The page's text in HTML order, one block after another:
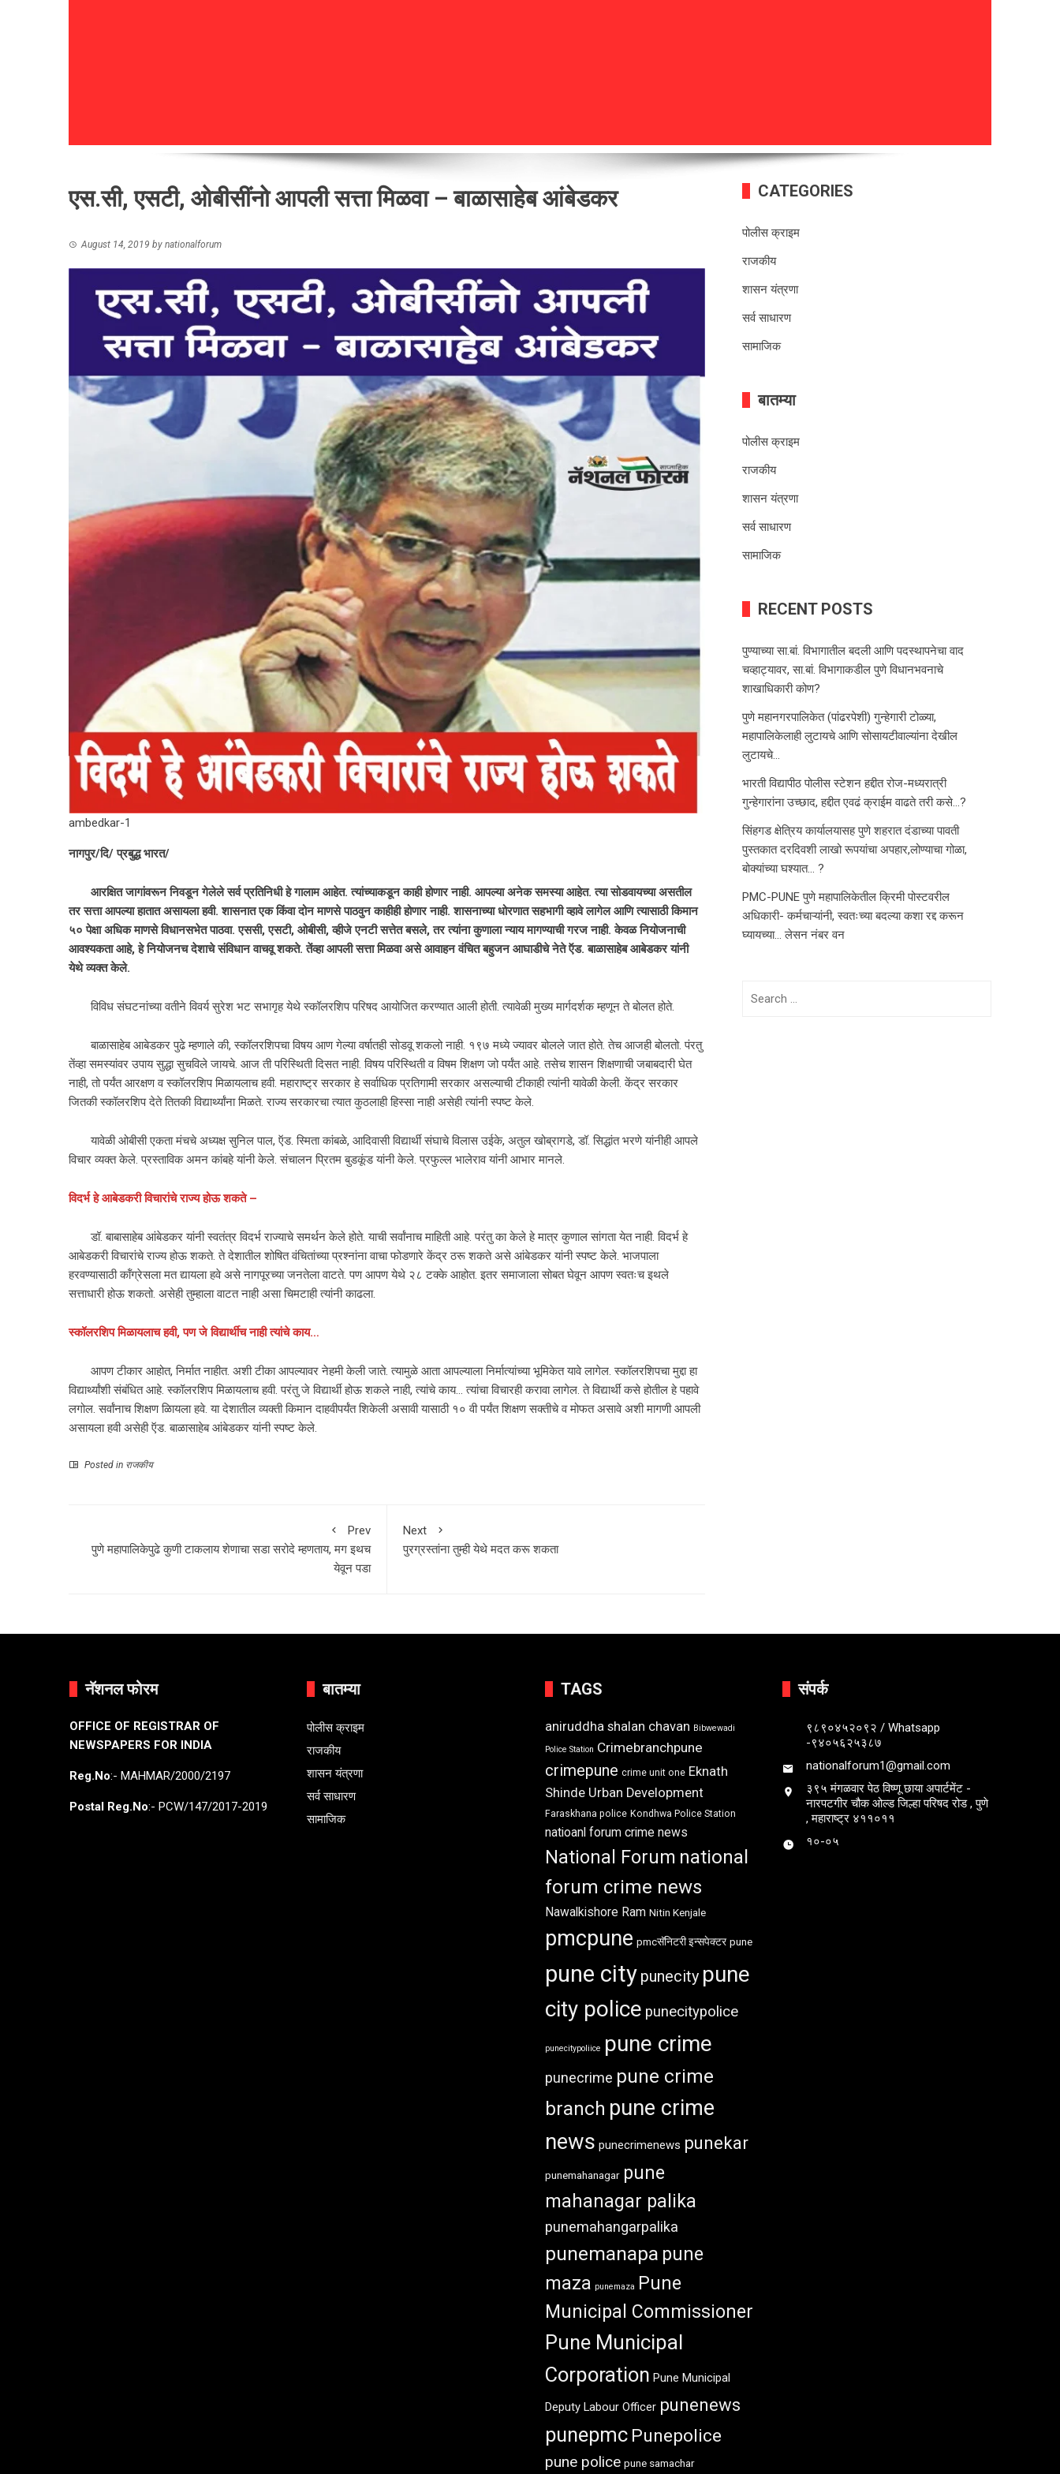
एस.सी, एसटी, ओबीसींनो आपली सत्ता मिळवा – बाळासाहेब आंबेडकर
August 14, 2019 by nationalforum
ambedkar-1
नागपुर/दि/ प्रबुद्ध भारत/
आरक्षित जागांवरून निवडून गेलेले सर्व प्रतिनिधी हे गालाम आहेत. त्यांच्याकडून काही होणार नाही. आपल्या अनेक समस्या आहेत. त्या सोडवायच्या असतील
तर सत्ता आपल्या हातात असायला हवी. शासनात एक किंवा दोन माणसे पाठवुन काहीही होणार नाही. शासनाच्या धोरणात सहभागी व्हावे लागेल आणि त्यासाठी किमान
५० पेक्षा अधिक माणसे विधानसभेत पाठवा. एससी, एसटी, ओबीसी, व्हीजे एनटी सत्तेत बसले, तर त्यांना कुणाला न्याय मागण्याची गरज नाही. केवळ नियोजनाची
आवश्यकता आहे, हे नियोजनच देशाचे संविधान वाचवू शकते. तेंव्हा आपली सत्ता मिळवा असे आवाहन वंचित बहुजन आघाडीचे नेते ऍड. बाळासाहेब आबेडकर यांनी
येथे व्यक्त केले.
विविध संघटनांच्या वतीने विवर्य सुरेश भट सभागृह येथे स्कॉलरशिप परिषद आयोजित करण्यात आली होती. त्यावेळी मुख्य मार्गदर्शक म्हणून ते बोलत होते.
बाळासाहेब आबेडकर पुढे म्हणाले की, स्कॉलरशिपचा विषय आण गेल्या वर्षातही सोडवू शकलो नाही. १९७ मध्ये ज्यावर बोलले जात होते. तेच आजही बोलतो. पंरतु
तेंव्हा समस्यांवर उपाय सुद्धा सुचविले जायचे. आज ती परिस्थिती दिसत नाही. विषय परिस्थिती व विषम शिक्षण जो पर्यंत आहे. तसेच शासन शिक्षणाची जबाबदारी घेत
नाही, तो पर्यंत आरक्षण व स्कॉलरशिप मिळायलाच हवी. महाराष्ट्र सरकार हे सर्वाधिक प्रतिगामी सरकार असल्याची टीकाही त्यांनी यावेळी केली. केंद्र सरकार
जितकी स्कॉलरशिप देते तितकी विद्यार्थ्यांना मिळते. राज्य सरकारचा त्यात कुठलाही हिस्सा नाही असेही त्यांनी स्पष्ट केले.
यावेळी ओबीसी एकता मंचचे अध्यक्ष सुनिल पाल, ऍड. स्मिता कांबळे, आदिवासी विद्यार्थी संघाचे विलास उईके, अतुल खोब्रागडे, डॉ. सिद्धांत भरणे यांनीही आपले
विचार व्यक्त केले. प्रस्ताविक अमन कांबहे यांनी केले. संचालन प्रितम बुडकूंड यांनी केले. प्रफुल्ल भालेराव यांनी आभार मानले.
विदर्भ हे आबेडकरी विचारांचे राज्य होऊ शकते –
डॉ. बाबासाहेब आंबेडकर यांनी स्वतंत्र विदर्भ राज्याचे समर्थन केले होते. याची सर्वांनाच माहिती आहे. परंतु का केले हे मात्र कुणाल सांगता येत नाही. विदर्भ हे
आबेडकरी विचारांचे राज्य होऊ शकते. ते देशातील शोषित वंचितांच्या प्रश्‍नांना वाचा फोडणारे केंद्र ठरू शकते असे आंबेडकर यांनी स्पष्ट केले. भाजपाला
हरवण्यासाठी कॉंग्रेसला मत द्यायला हवे असे नागपूरच्या जनतेला वाटते. पण आपण येथे २८ टक्के आहोत. इतर समाजाला सोबत घेवून आपण स्वतःच इथले
सत्ताधारी होऊ शकतो. असेही तुम्हाला वाटत नाही असा चिमटाही त्यांनी काढला.
स्कॉलरशिप मिळायलाच हवी, पण जे विद्यार्थीच नाही त्यांचे काय…
आपण टीकार आहोत, निर्मात नाहीत. अशी टीका आपल्यावर नेहमी केली जाते. त्यामुळे आता आपल्याला निर्मात्यांच्या भूमिकेत यावे लागेल. स्कॉलरशिपचा मुद्दा हा
विद्यार्थ्यांशी संबंधित आहे. स्कॉलरशिप मिळायलाच हवी. परंतु जे विद्यार्थी होऊ शकले नाही, त्यांचे काय… त्यांचा विचारही करावा लागेल. ते विद्यार्थी कसे होतील हे पहावे
लगोल. सर्वांनाच शिक्षण ळिायला हवे. या देशातील व्यक्ती किमान दाहवीपर्यंत शिकेली असावी यासाठी १० वी पर्यंत शिक्षण सक्तीचे व मोफत असावे अशी मागणी आपली
असायला हवी असेही ऍड. बाळासाहेब आंबेडकर यांनी स्पष्ट केले.
Posted in राजकीय
Prev
पुणे महापालिकेपुढे कुणी टाकलाय शेणाचा सडा सरोदे म्हणताय, मग इथच
येवून पडा
Next
पुरग्रस्तांना तुम्ही येथे मदत करू शकता
CATEGORIES
पोलीस क्राइम
राजकीय
शासन यंत्रणा
सर्व साधारण
सामाजिक
बातम्या
पोलीस क्राइम
राजकीय
शासन यंत्रणा
सर्व साधारण
सामाजिक
RECENT POSTS
पुण्याच्या सा.बां. विभागातील बदली आणि पदस्थापनेचा वाद
चव्हाट्यावर, सा.बां. विभागाकडील पुणे विधानभवनाचे
शाखाधिकारी कोण?
पुणे महानगरपालिकेत (पांढरपेशी) गुन्हेगारी टोळ्या,
महापालिकेलाही लुटायचे आणि सोसायटीवाल्यांना देखील
लुटायचे…
भारती विद्यापीठ पोलीस स्टेशन हद्दीत रोज-मध्यरात्री
गुन्हेगारांना उच्छाद, हद्दीत एवढं क्राईम वाढते तरी कसे…?
सिंहगड क्षेत्रिय कार्यालयासह पुणे शहरात दंडाच्या पावती
पुस्तकात दरदिवशी लाखो रूपयांचा अपहार,लोण्याचा गोळा,
बोक्यांच्या घश्यात… ?
PMC-PUNE पुणे महापालिकेतील क्रिमी पोस्टवरील
अधिकारी- कर्मचाऱ्यांनी, स्वतःच्या बदल्या कशा रद्द करून
घ्यायच्या… लेसन नंबर वन
नॅशनल फोरम
OFFICE OF REGISTRAR OF
NEWSPAPERS FOR INDIA
Reg.No:- MAHMAR/2000/2197
Postal Reg.No:- PCW/147/2017-2019
बातम्या
पोलीस क्राइम
राजकीय
शासन यंत्रणा
सर्व साधारण
सामाजिक
TAGS
aniruddha shalan chavan Bibwewadi
Police Station Crimebranchpune
crimepune crime unit one Eknath
Shinde Urban Development
Faraskhana police Kondhwa Police Station
natioanl forum crime news
National Forum national
forum crime news
Nawalkishore Ram Nitin Kenjale
pmcpune pmcसॅनिटरी इन्सपेक्टर pune
pune city punecity pune
city police punecitypolice
punecitypoliice pune crime
punecrime pune crime
branch pune crime
news punecrimenews punekar
punemahanagar pune
mahanagar palika
punemahangarpalika
punemanapa pune
maza punemaza
Pune
Municipal Commissioner
Pune Municipal
Corporation Pune Municipal
Deputy Labour Officer punenews
punepmc Punepolice
pune police pune samachar
संपर्क
९८९०४५२०९२ / Whatsapp
-९४०५६२५३८७
nationalforum1@gmail.com
३९५ मंगळवार पेठ विष्णू छाया अपार्टमेंट -
नारपटगीर चौक ओल्ड जिल्हा परिषद रोड , पुणे
, महाराष्ट्र ४११०११
१०-०५